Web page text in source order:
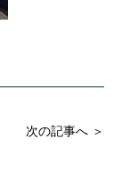
次の記事へ ＞